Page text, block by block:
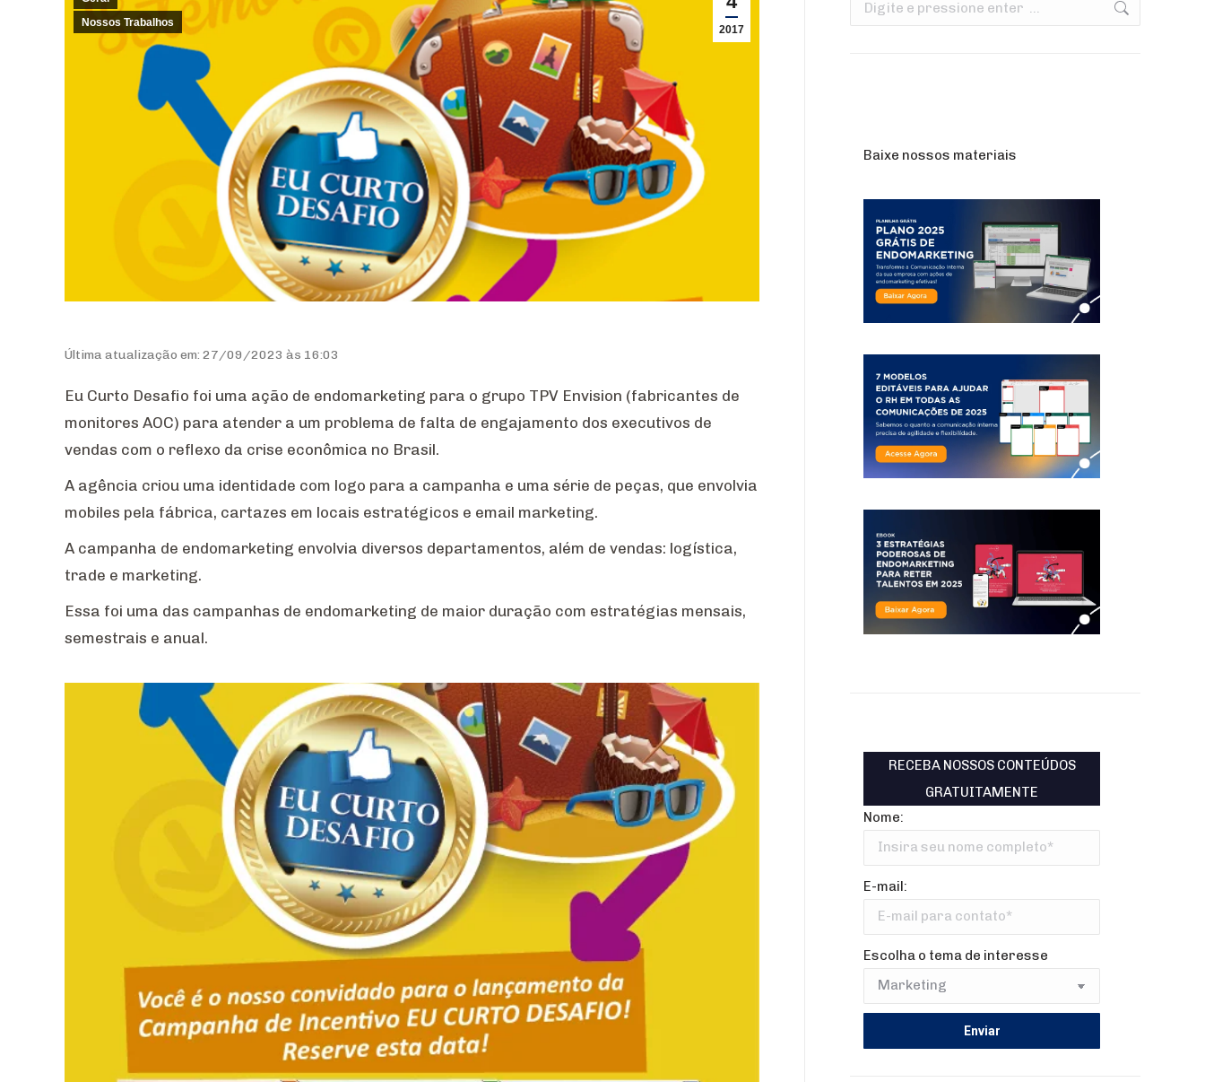
2017
Nossos Trabalhos
Última atualização em: 27/09/2023 às 16:03
Eu Curto Desafio foi uma ação de endomarketing para o grupo TPV Envision (fabricantes de
monitores AOC) para atender a um problema de falta de engajamento dos executivos de
vendas com o reflexo da crise econômica no Brasil.
A agência criou uma identidade com logo para a campanha e uma série de peças, que envolvia
mobiles pela fábrica, cartazes em locais estratégicos e email marketing.
A campanha de endomarketing envolvia diversos departamentos, além de vendas: logística,
trade e marketing.
Essa foi uma das campanhas de endomarketing de maior duração com estratégias mensais,
semestrais e anual.
Baixe nossos materiais
RECEBA NOSSOS CONTEÚDOS
GRATUITAMENTE
Nome:
E-mail:
Escolha o tema de interesse